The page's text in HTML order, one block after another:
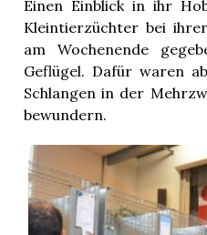
Einen Einblick in ihr
Kleintierzüchter bei
am Wochenende
Geflügel. Dafür waren
Schlangen in der
bewundern.